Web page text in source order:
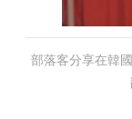
部落客分享在韓